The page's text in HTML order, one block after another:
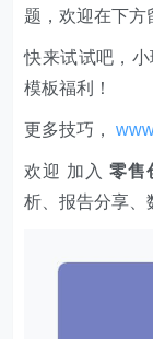
题，欢迎在下方
快来试试吧，
模板福利​​​​！
更多技巧，
欢迎 加入 零售
析、报告分享、